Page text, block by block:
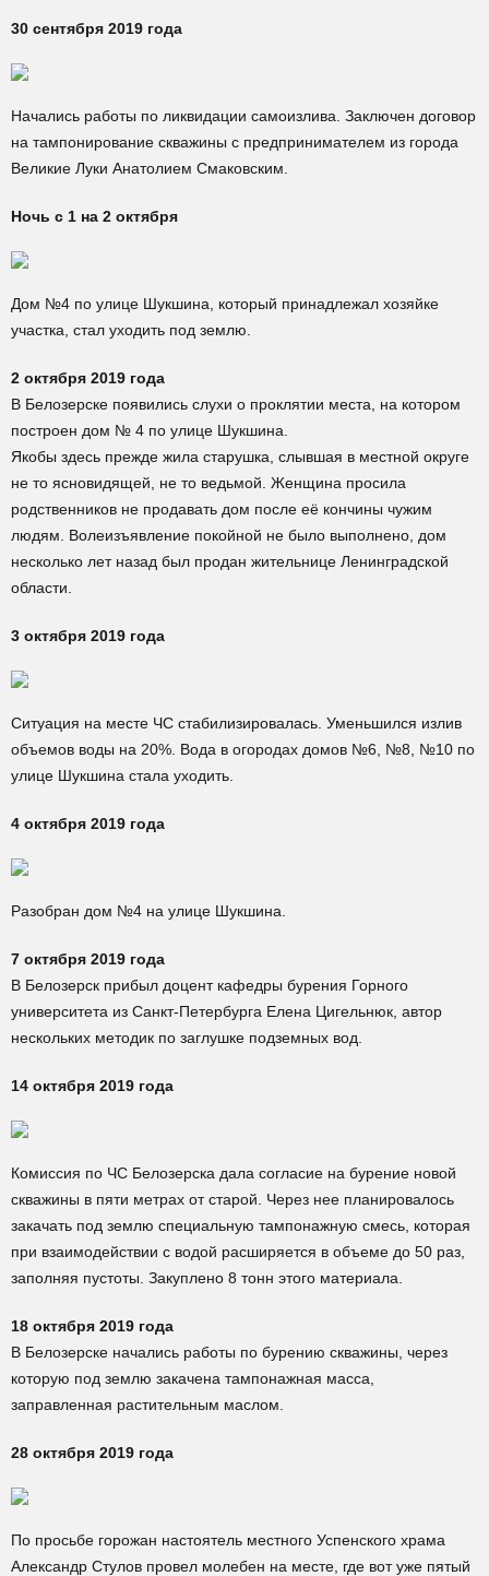
30 сентября 2019 года
Начались работы по ликвидации самоизлива. Заключен договор
на тампонирование скважины с предпринимателем из города
Великие Луки Анатолием Смаковским.
Ночь с 1 на 2 октября
Дом №4 по улице Шукшина, который принадлежал хозяйке
участка, стал уходить под землю.
2 октября 2019 года
В Белозерске появились слухи о проклятии места, на котором
построен дом № 4 по улице Шукшина.
Якобы здесь прежде жила старушка, слывшая в местной округе
не то ясновидящей, не то ведьмой. Женщина просила
родственников не продавать дом после её кончины чужим
людям. Волеизъявление покойной не было выполнено, дом
несколько лет назад был продан жительнице Ленинградской
области.
3 октября 2019 года
Ситуация на месте ЧС стабилизировалась. Уменьшился излив
объемов воды на 20%. Вода в огородах домов №6, №8, №10 по
улице Шукшина стала уходить.
4 октября 2019 года
Разобран дом №4 на улице Шукшина.
7 октября 2019 года
В Белозерск прибыл доцент кафедры бурения Горного
университета из Санкт-Петербурга Елена Цигельнюк, автор
нескольких методик по заглушке подземных вод.
14 октября 2019 года
Комиссия по ЧС Белозерска дала согласие на бурение новой
скважины в пяти метрах от старой. Через нее планировалось
закачать под землю специальную тампонажную смесь, которая
при взаимодействии с водой расширяется в объеме до 50 раз,
заполняя пустоты. Закуплено 8 тонн этого материала.
18 октября 2019 года
В Белозерске начались работы по бурению скважины, через
которую под землю закачена тампонажная масса,
заправленная растительным маслом.
28 октября 2019 года
По просьбе горожан настоятель местного Успенского храма
Александр Стулов провел молебен на месте, где вот уже пятый